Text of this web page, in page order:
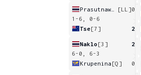
[LL]0
1-6, 0-6
Tse[7] 2
Naklo [3]
2
6-0, 6-3
Krupenina [Q] 0